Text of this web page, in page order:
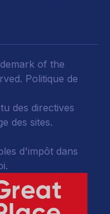
of the
Politique de
des directives
des sites.
d'impôt dans